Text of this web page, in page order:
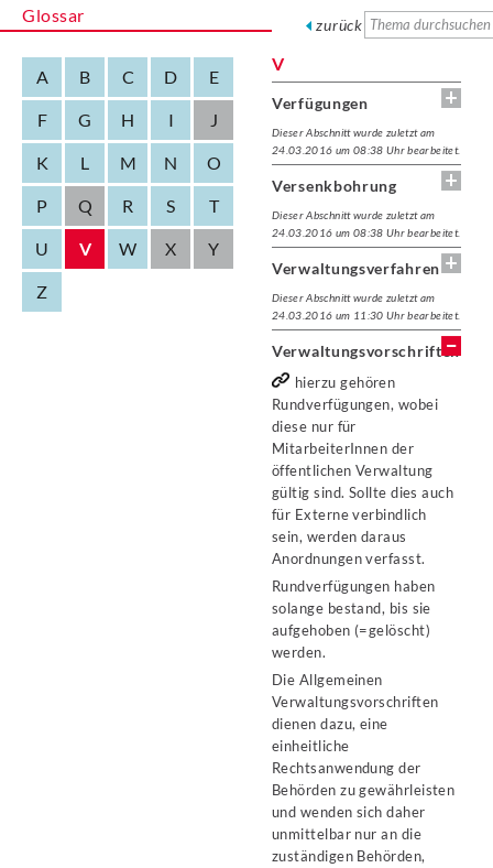
Glossar
A B C D E
F G H I J
K L M N O
P Q R S T
U V W X Y
Z
zurück
V
Verfügungen
Dieser Abschnitt wurde zuletzt am
24.03.2016 um 08:38 Uhr bearbeitet.
Versenkbohrung
Dieser Abschnitt wurde zuletzt am
24.03.2016 um 08:38 Uhr bearbeitet.
Verwaltungsverfahren
Dieser Abschnitt wurde zuletzt am
24.03.2016 um 11:30 Uhr bearbeitet.
Verwaltungsvorschriften
hierzu gehören
Rundverfügungen, wobei
diese nur für
MitarbeiterInnen der
öffentlichen Verwaltung
gültig sind. Sollte dies auch
für Externe verbindlich
sein, werden daraus
Anordnungen verfasst.
Rundverfügungen haben
solange bestand, bis sie
aufgehoben (=gelöscht)
werden.
Die Allgemeinen
Verwaltungsvorschriften
dienen dazu, eine
einheitliche
Rechtsanwendung der
Behörden zu gewährleisten
und wenden sich daher
unmittelbar nur an die
zuständigen Behörden,